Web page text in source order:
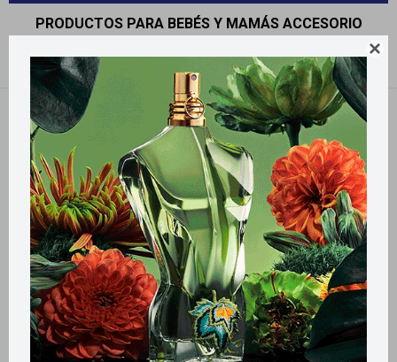

PRODUCTOS PARA BEBÉS Y MAMÁS ACCESORIO
Recomendados
Filtrando por:
LlegaMAÑANA